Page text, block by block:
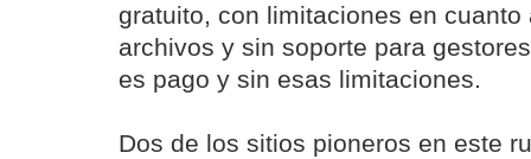
gratuito, con limitaciones en cuanto
archivos y sin soporte para
es pago y sin esas limitaciones.
Dos de los sitios pioneros en este